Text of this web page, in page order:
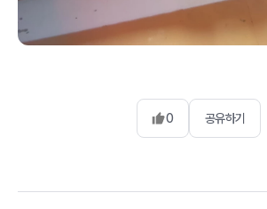
0 공유하기